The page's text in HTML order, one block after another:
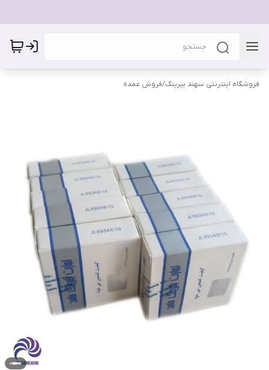
فروشگاه اینترنتی سهند بیرینگ/فروش عمده